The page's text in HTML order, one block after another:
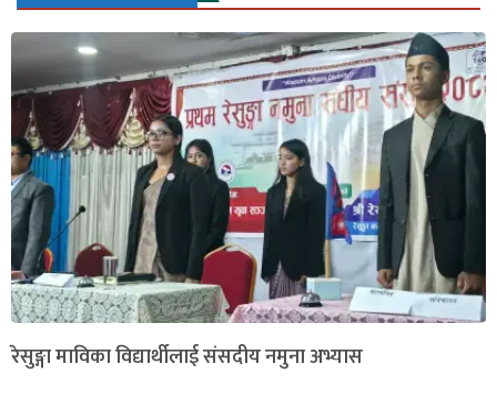
रेसुङ्गा माविका विद्यार्थीलाई संसदीय नमुना अभ्यास